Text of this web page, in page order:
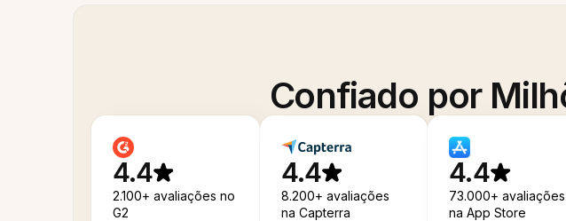
Confiado por
4.4
2.100+ avaliações no
G2
4.4
8.200+ avaliações
na Capterra
4.4
73.000+ avaliações
na App Store